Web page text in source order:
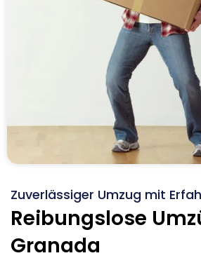
Zuverlässiger Umzug mit
Reibungslose
Granada